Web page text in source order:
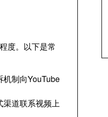
度。以下是常
机制向YouTube
渠道联系视频上